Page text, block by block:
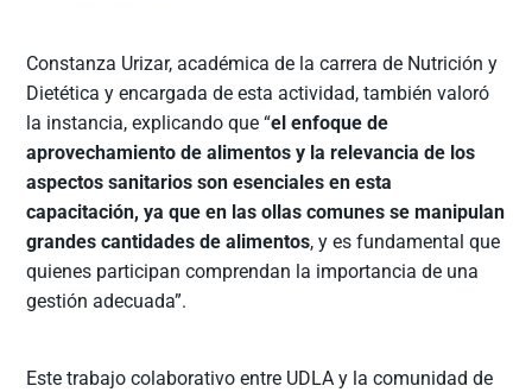
Constanza Urizar, académica de la carrera de Nutrición y
Dietética y encargada de esta actividad, también valoró
la instancia, explicando que “el enfoque de
aprovechamiento de alimentos y la relevancia de los
aspectos sanitarios son esenciales en esta
capacitación, ya que en las ollas comunes se manipulan
grandes cantidades de alimentos, y es fundamental que
quienes participan comprendan la importancia de una
gestión adecuada”.
Este trabajo colaborativo entre UDLA y la comunidad de